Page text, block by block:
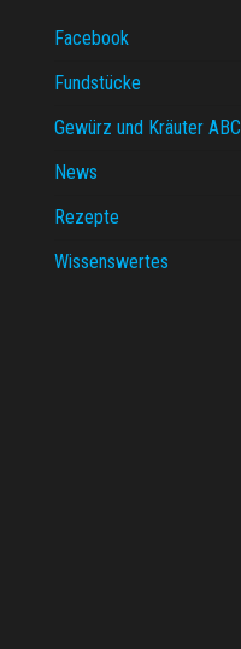
Facebook
Fundstücke
Gewürz und Kräuter ABC
News
Rezepte
Wissenswertes